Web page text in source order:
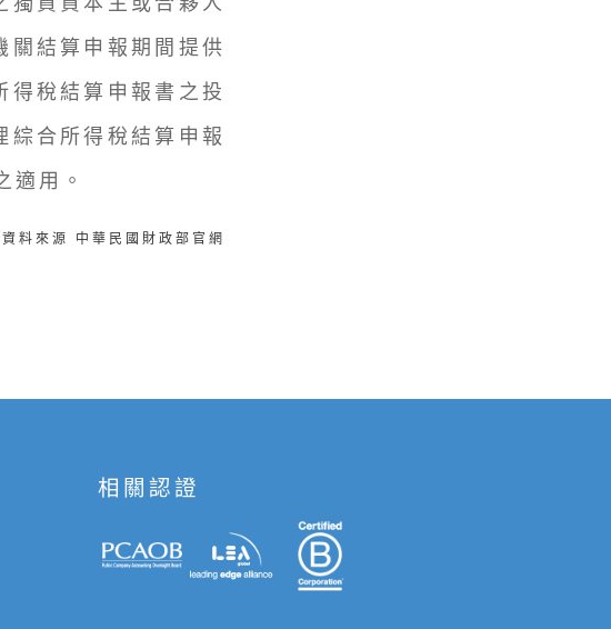
關結算申報期間提供
得稅結算申報書之投
綜合所得稅結算申報
適用。
資料來源 中華民國財政部官網
相關認證